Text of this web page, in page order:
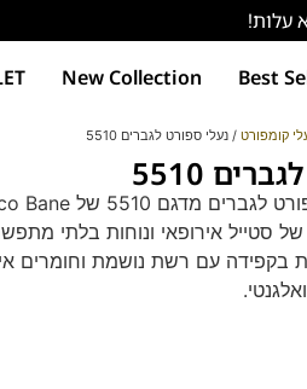
Best
New Collection
קומפורט / נעלי ספורט לגברים 5510
5510
סטייל אירופאי ונוחות בלתי
בקפידה עם רשת נושמת וחומרים